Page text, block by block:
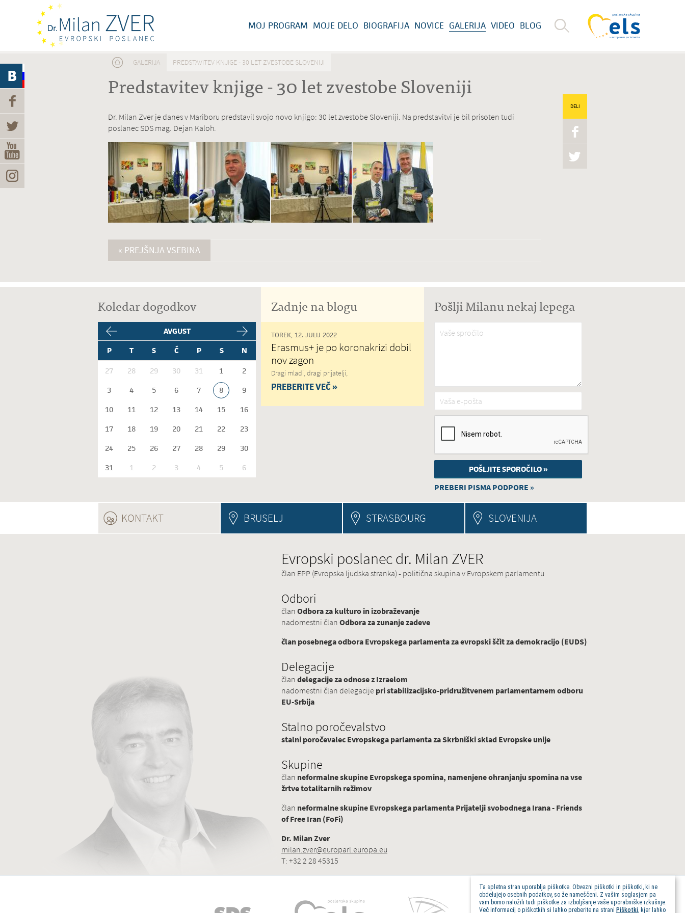
MOJ PROGRAM MOJE DELO BIOGRAFIJA NOVICE GALERIJA VIDEO BLOG
Nahajate se tukaj
GALERIJA PREDSTAVITEV KNJIGE - 30 LET ZVESTOBE SLOVENIJI
Predstavitev knjige - 30 let zvestobe Sloveniji
DELI
Dr. Milan Zver je danes v Mariboru predstavil svojo novo knjigo: 30 let zvestobe Sloveniji. Na predstavitvi je bil prisoten tudi
poslanec SDS mag. Dejan Kaloh.
« PREJŠNJA VSEBINA
Koledar dogodkov
AVGUST
P
T S Č P S N
27 28 29 30 31 1
2
3
4 5 6 7 8
9
10
11 12 13 14 15
16
17
18 19 20 21 22
23
24
25 26 27 28 29
30
31
1 2 3 4 5 6
Zadnje na blogu
TOREK, 12. JULIJ 2022
Erasmus+ je po koronakrizi dobil
nov zagon
Dragi mladi, dragi prijatelji,
PREBERITE VEČ »
Pošlji Milanu nekaj lepega
Vaše spročilo*
Vaša e-pošta*
PREBERI PISMA PODPORE »
KONTAKT BRUSELJ STRASBOURG SLOVENIJA
Evropski poslanec dr. Milan ZVER
član EPP (Evropska ljudska stranka) - politična skupina v Evropskem parlamentu
Odbori
članOdbora za kulturo in izobraževanje
nadomestni članOdbora za zunanje zadeve
član posebnega odbora Evropskega parlamenta za evropski ščit za demokracijo (EUDS)
Delegacije
člandelegacije za odnose z Izraelom
nadomestni član delegacije pri stabilizacijsko-pridružitvenem parlamentarnem odboru
EU-Srbija
Stalno poročevalstvo
stalni poročevalec Evropskega parlamenta za Skrbniški sklad Evropske unije
Skupine
član neformalne skupine Evropskega spomina, namenjene ohranjanju spomina na vse
žrtve totalitarnih režimov
član neformalne skupine Evropskega parlamenta Prijatelji svobodnega Irana - Friends
of Free Iran (FoFi)
Dr. Milan Zver
milan.zver@europarl.europa.eu
T: +32 2 28 45315
Ta spletna stran uporablja piškotke. Obvezni piškotki in piškotki, ki ne
obdelujejo osebnih podatkov, so že nameščeni. Z vašim soglasjem pa
vam bomo naložili tudi piškotke za izboljšanje vaše uporabniške izkušnje.
Več informacij o piškotkih si lahko preberite na strani Piškotki, kjer lahko